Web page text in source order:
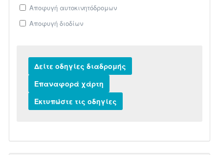
Αποφυγή αυτοκινητόδρομων
Αποφυγή διοδίων